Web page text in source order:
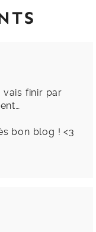
finir par
bon blog ! <3